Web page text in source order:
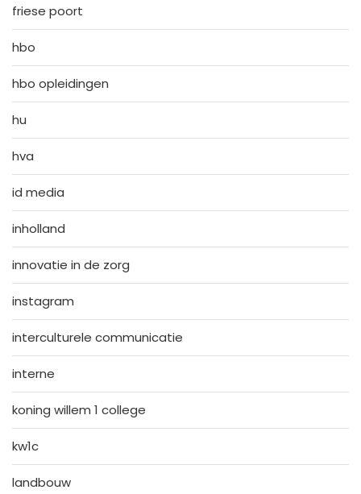
friese poort
hbo
hbo opleidingen
hu
hva
id media
inholland
innovatie in de zorg
instagram
interculturele communicatie
interne
koning willem 1 college
kw1c
landbouw